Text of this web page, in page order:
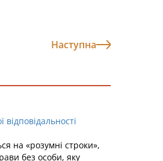
Наступна
на «розумні строки»,
без особи, яку